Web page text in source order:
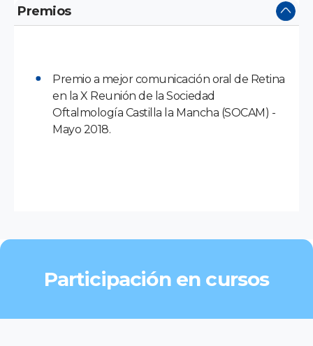
Premios
Premio a mejor comunicación oral de Retina
en la X Reunión de la Sociedad
Oftalmología Castilla la Mancha (SOCAM) -
Mayo 2018.
Participación en cursos